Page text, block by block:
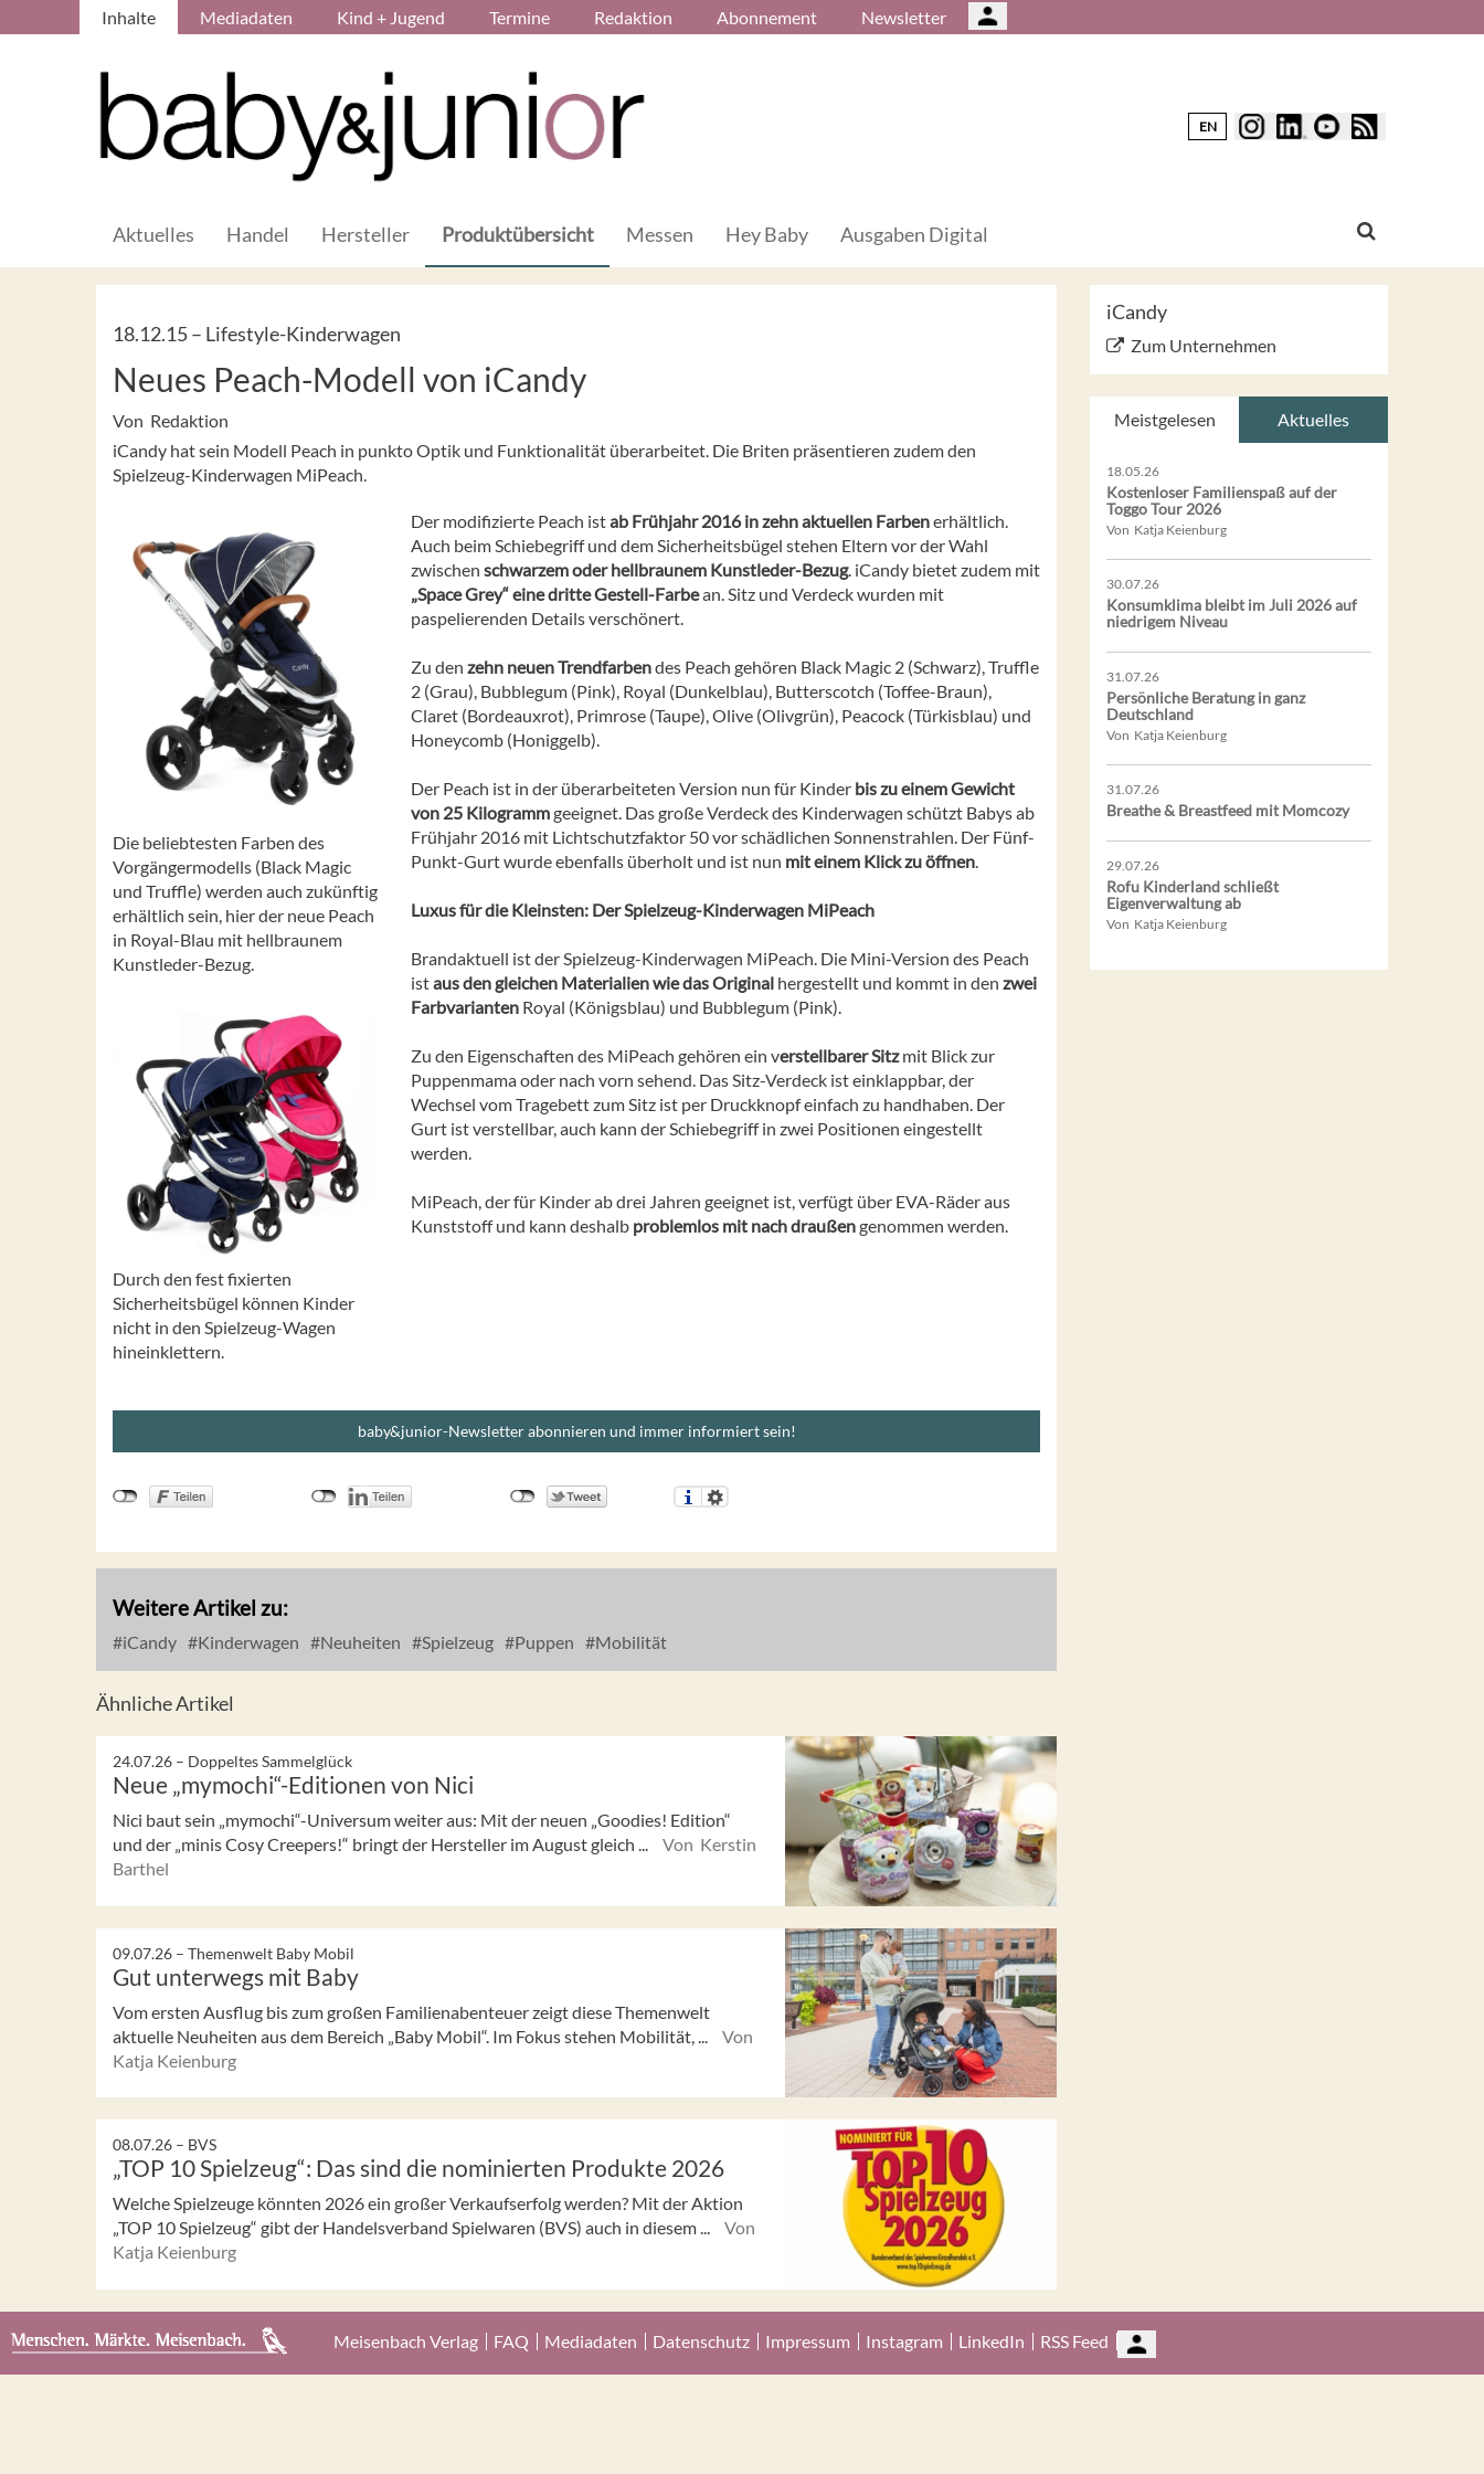
Inhalte Mediadaten Kind + Jugend Termine Redaktion Abonnement Newsletter
EN
Aktuelles Handel Hersteller Produktübersicht Messen Hey Baby Ausgaben Digital
18.12.15 – Lifestyle-Kinderwagen
Neues Peach-Modell von iCandy
Von Redaktion
iCandy hat sein Modell Peach in punkto Optik und Funktionalität überarbeitet. Die Briten präsentieren zudem den
Spielzeug-Kinderwagen MiPeach.
Die beliebtesten Farben des
Vorgängermodells (Black Magic
und Truffle) werden auch zukünftig
erhältlich sein, hier der neue Peach
in Royal-Blau mit hellbraunem
Kunstleder-Bezug.
Durch den fest fixierten
Sicherheitsbügel können Kinder
nicht in den Spielzeug-Wagen
hineinklettern.
Der modifizierte Peach istab Frühjahr 2016 in zehn aktuellen Farbenerhältlich.
Auch beim Schiebegriff und dem Sicherheitsbügel stehen Eltern vor der Wahl
zwischen schwarzem oder hellbraunem Kunstleder-Bezug. iCandy bietet zudem mit
„Space Grey“ eine dritte Gestell-Farbean. Sitz und Verdeck wurden mit
paspelierenden Details verschönert.
Zu den zehn neuen Trendfarbendes Peach gehören Black Magic 2 (Schwarz), Truffle
2 (Grau), Bubblegum (Pink), Royal (Dunkelblau), Butterscotch (Toffee-Braun),
Claret (Bordeauxrot), Primrose (Taupe), Olive (Olivgrün), Peacock (Türkisblau) und
Honeycomb (Honiggelb).
Der Peach ist in der überarbeiteten Version nun für Kinder bis zu einem Gewicht
von 25 Kilogrammgeeignet. Das große Verdeck des Kinderwagen schützt Babys ab
Frühjahr 2016 mit Lichtschutzfaktor 50 vor schädlichen Sonnenstrahlen. Der Fünf-
Punkt-Gurt wurde ebenfalls überholt und ist nun mit einem Klick zu öffnen.
Luxus für die Kleinsten: Der Spielzeug-Kinderwagen MiPeach
Brandaktuell ist der Spielzeug-Kinderwagen MiPeach. Die Mini-Version des Peach
istaus den gleichen Materialien wie das Original hergestellt und kommt in den zwei
Farbvarianten Royal (Königsblau) und Bubblegum (Pink).
Zu den Eigenschaften des MiPeach gehören ein verstellbarer Sitzmit Blick zur
Puppenmama oder nach vorn sehend. Das Sitz-Verdeck ist einklappbar, der
Wechsel vom Tragebett zum Sitz ist per Druckknopf einfach zu handhaben. Der
Gurt ist verstellbar, auch kann der Schiebegriff in zwei Positionen eingestellt
werden.
MiPeach, der für Kinder ab drei Jahren geeignet ist, verfügt über EVA-Räder aus
Kunststoff und kann deshalb problemlos mit nach draußengenommen werden.
baby&junior-Newsletter abonnieren und immer informiert sein!
Weitere Artikel zu:
iCandy Kinderwagen Neuheiten Spielzeug Puppen Mobilität
Ähnliche Artikel
24.07.26 – Doppeltes Sammelglück
Neue „mymochi“-Editionen von Nici
Nici baut sein „mymochi“-Universum weiter aus: Mit der neuen „Goodies! Edition“
und der „minis Cosy Creepers!“ bringt der Hersteller im August gleich ...
Von Kerstin
Barthel
09.07.26 – Themenwelt Baby Mobil
Gut unterwegs mit Baby
Vom ersten Ausflug bis zum großen Familienabenteuer zeigt diese Themenwelt
aktuelle Neuheiten aus dem Bereich „Baby Mobil“. Im Fokus stehen Mobilität, ...
Von
Katja Keienburg
08.07.26 – BVS
„TOP 10 Spielzeug“: Das sind die nominierten Produkte 2026
Welche Spielzeuge könnten 2026 ein großer Verkaufserfolg werden? Mit der Aktion
„TOP 10 Spielzeug“ gibt der Handelsverband Spielwaren (BVS) auch in diesem ...
Von
Katja Keienburg
iCandy
Zum Unternehmen
Meistgelesen Aktuelles
18.05.26
Kostenloser Familienspaß auf der
Toggo Tour 2026
Von Katja Keienburg
30.07.26
Konsumklima bleibt im Juli 2026 auf
niedrigem Niveau
31.07.26
Persönliche Beratung in ganz
Deutschland
Von Katja Keienburg
31.07.26
Breathe & Breastfeed mit Momcozy
29.07.26
Rofu Kinderland schließt
Eigenverwaltung ab
Von Katja Keienburg
Meisenbach Verlag FAQ Mediadaten Datenschutz Impressum Instagram LinkedIn RSS Feed